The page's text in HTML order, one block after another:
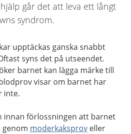
går det att leva ett långt
syndrom.
upptäckas ganska snabbt
syns det på utseendet.
barnet kan lägga märke till
visar om barnet har
inte.
innan förlossningen att barnet
genom moderkaksprov eller